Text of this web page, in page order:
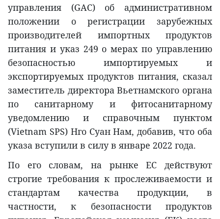
управления (GAC) об административном
положении о регистрации зарубежных
производителей импортных продуктов
питания и указ 249 о мерах по управлению
безопасностью импортируемых и
экспортируемых продуктов питания, сказал
заместитель директора Вьетнамского органа
по санитарному и фитосанитарному
уведомлению и справочным пунктом
(Vietnam SPS) Нго Суан Нам, добавив, что оба
указа вступили в силу в январе 2022 года.
По его словам, на рынке ЕС действуют
строгие требования к прослеживаемости и
стандартам качества продукции, в
частности, к безопасности продуктов